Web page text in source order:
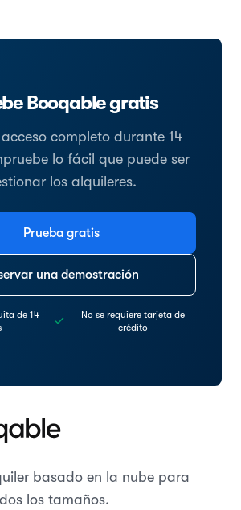
Booqable gratis
completo durante 14
lo fácil que puede ser
los alquileres.
Prueba gratis
una demostración
de 14
No se requiere tarjeta de
crédito
basado en la nube para
los tamaños.